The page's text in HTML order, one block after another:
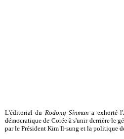
L'éditorial du Rodong Sinmun a exhorté
démocratique de Corée à s'unir derrière le
par le Président Kim Il-sung et la politique